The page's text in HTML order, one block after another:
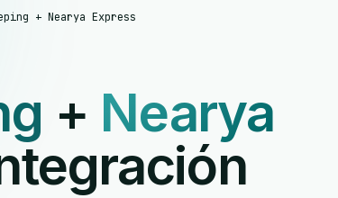
+ Nearya Express
+ Nearya